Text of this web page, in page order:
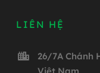
LIÊN HỆ
26/7A Chánh